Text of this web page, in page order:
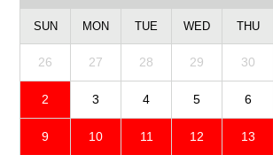
SUN MON TUE WED THU
26 27 28 29 30
2 3 4 5 6
9 10 11 12 13